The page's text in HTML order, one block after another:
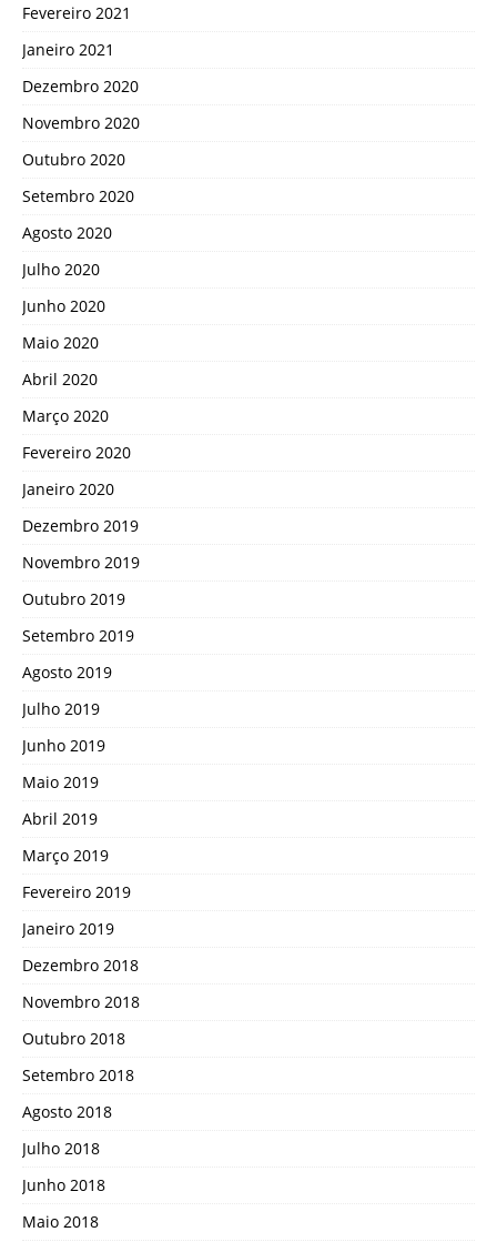
Fevereiro 2021
Janeiro 2021
Dezembro 2020
Novembro 2020
Outubro 2020
Setembro 2020
Agosto 2020
Julho 2020
Junho 2020
Maio 2020
Abril 2020
Março 2020
Fevereiro 2020
Janeiro 2020
Dezembro 2019
Novembro 2019
Outubro 2019
Setembro 2019
Agosto 2019
Julho 2019
Junho 2019
Maio 2019
Abril 2019
Março 2019
Fevereiro 2019
Janeiro 2019
Dezembro 2018
Novembro 2018
Outubro 2018
Setembro 2018
Agosto 2018
Julho 2018
Junho 2018
Maio 2018